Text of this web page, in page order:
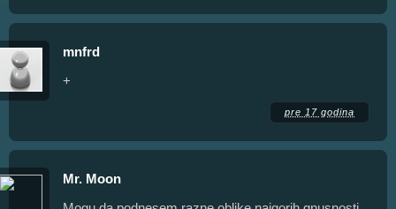
mnfrd
+
pre 17 godina
Mr. Moon